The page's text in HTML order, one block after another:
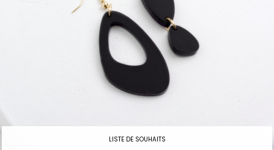
LISTE DE SOUHAITS